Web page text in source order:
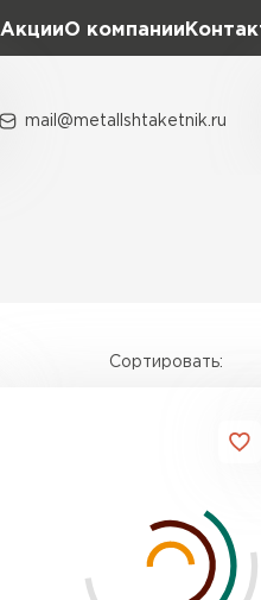
АкцииО компании
mail@metallshtaketnik.ru
Сортировать: